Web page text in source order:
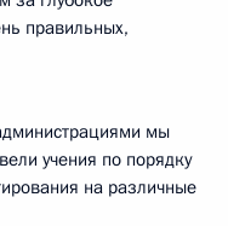
правильных,
мы
учения по порядку
на различные